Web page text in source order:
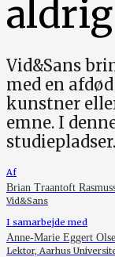
Vid&Sans
med en
kunstner
emne. I
studiepladser.
Af
Brian Traantoft
Vid&Sans
I samarbejde med
Anne-Marie Eggert
Lektor, Aarhus